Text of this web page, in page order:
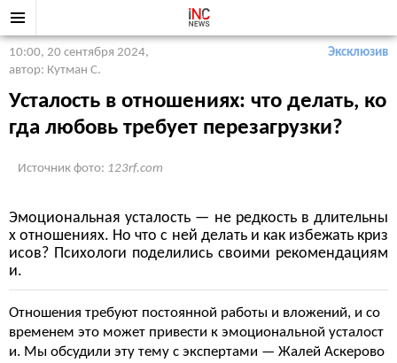
Эксклюзив
10:00, 20 сентября 2024,
автор: Кутман С.
Усталость в отношениях: что делать, ко
гда любовь требует перезагрузки?
Источник фото: 123rf.com
Эмоциональная усталость — не редкость в длительны
х отношениях. Но что с ней делать и как избежать криз
исов? Психологи поделились своими рекомендациям
и.
Отношения требуют постоянной работы и вложений, и со
временем это может привести к эмоциональной усталост
и. Мы обсудили эту тему с экспертами — Жалей Аскерово